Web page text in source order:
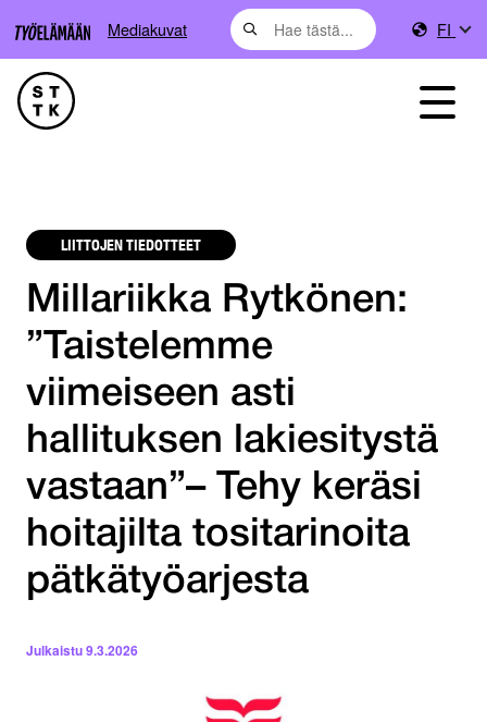
Mediakuvat FI
LIITTOJEN TIEDOTTEET
Millariikka Rytkönen:
”Taistelemme
viimeiseen asti
hallituksen lakiesitystä
vastaan”– Tehy keräsi
hoitajilta tositarinoita
pätkätyöarjesta
Julkaistu9.3.2026